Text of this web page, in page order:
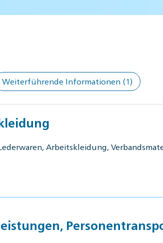
Weiterführende Informationen (1)
Arbeitskleidung,